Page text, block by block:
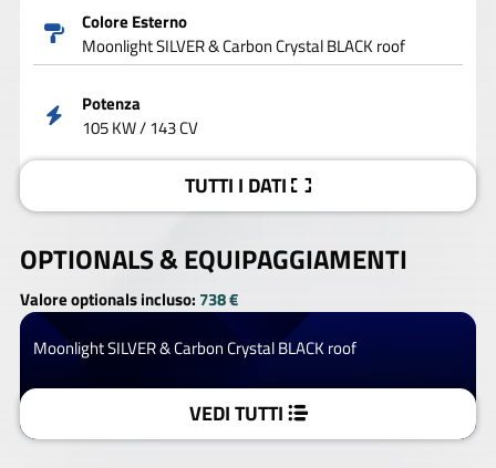
Colore Esterno
Moonlight SILVER & Carbon Crystal BLACK roof
Potenza
105 KW / 143 CV
TUTTI I DATI
OPTIONALS &EQUIPAGGIAMENTI
Valore optionals incluso: 738 €
Moonlight SILVER & Carbon Crystal BLACK roof
VEDI TUTTI